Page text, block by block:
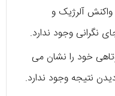
آلرژیک و
نگرانی وجود ندارد.
خود را نشان می
نتیجه وجود ندارد.